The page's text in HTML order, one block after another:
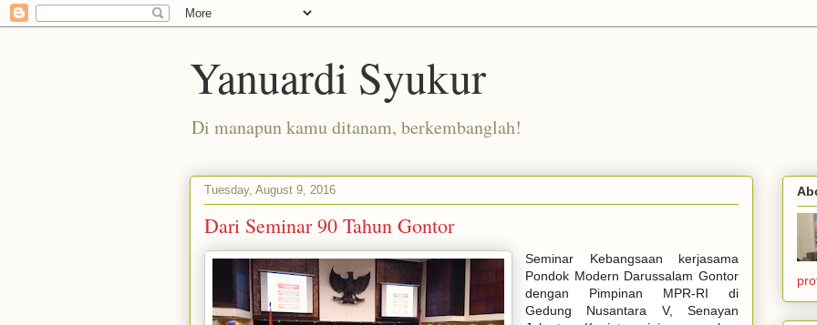
Yanuardi Syukur
Di manapun kamu ditanam, berkembanglah!
Tuesday, August 9, 2016
Dari Seminar 90 Tahun Gontor
Seminar Kebangsaan kerjasama
Pondok Modern Darussalam Gontor
dengan Pimpinan MPR-RI di
Gedung Nusantara V, Senayan